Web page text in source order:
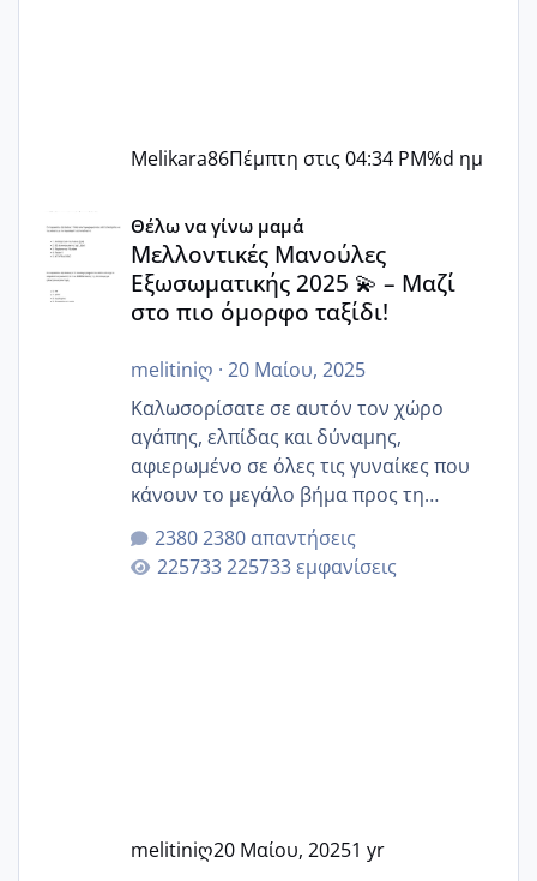
Melikara86Πέμπτη στις 04:34 PM%d ημ
Μελλοντικές Μανούλες Εξωσωματικής 2025 💫 – Μαζί
Θέλω να γίνω μαμά
Μελλοντικές Μανούλες
Εξωσωματικής 2025 💫 – Μαζί
στο πιο όμορφο ταξίδι!
melitiniღ · 20 Μαίου, 2025
Καλωσορίσατε σε αυτόν τον χώρο
αγάπης, ελπίδας και δύναμης,
αφιερωμένο σε όλες τις γυναίκες που
κάνουν το μεγάλο βήμα προς τη
μητρότητα μέσω εξωσωματικής το 2025.
Εδώ θα μοιραστούμε αγωνίες, χαρές,
εμπειρίες και κάθε μικρή ή μεγάλη
2380 απαντήσεις
225733 εμφανίσεις
melitiniღ20 Μαίου, 20251 yr